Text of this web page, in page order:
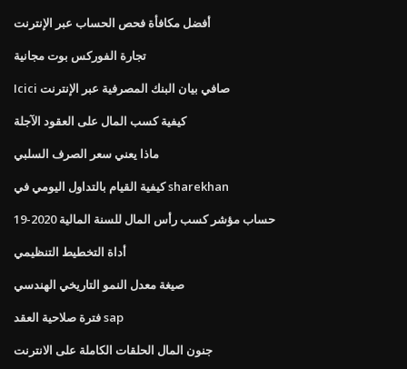
أفضل مكافأة فحص الحساب عبر الإنترنت
تجارة الفوركس بوت مجانية
Icici صافي بيان البنك المصرفية عبر الإنترنت
كيفية كسب المال على العقود الآجلة
ماذا يعني سعر الصرف السلبي
كيفية القيام بالتداول اليومي في sharekhan
حساب مؤشر كسب رأس المال للسنة المالية 2020-19
أداة التخطيط التنظيمي
صيغة معدل النمو التاريخي الهندسي
فترة صلاحية العقد sap
جنون المال الحلقات الكاملة على الانترنت